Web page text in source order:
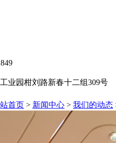
业园柑刘路新春十二组309号
首页 > 新闻中心 > 我们的动态